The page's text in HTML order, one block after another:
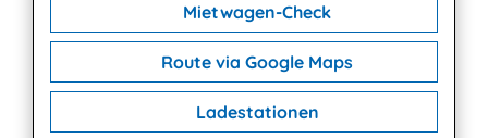
Mietwagen-Check
Route via Google Maps
Ladestationen